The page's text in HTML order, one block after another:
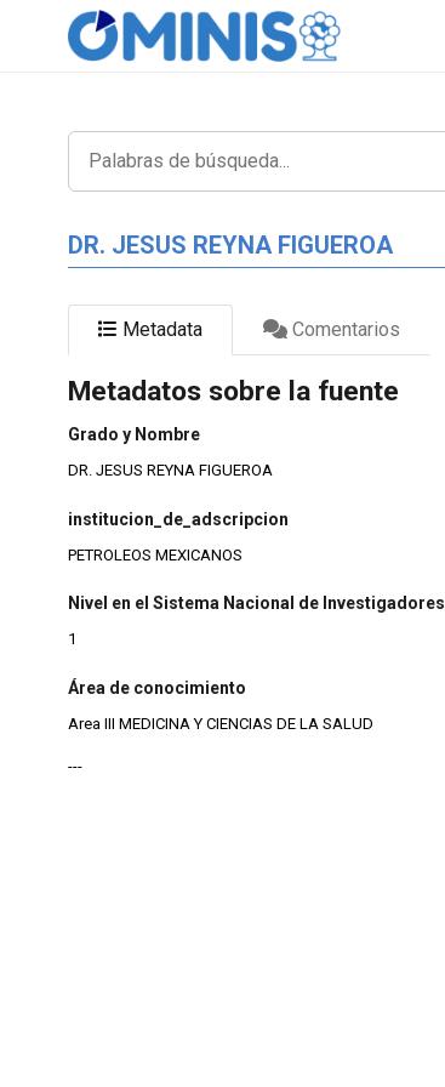
DR. JESUS REYNA FIGUEROA
Metadata Comentarios
Metadatos sobre la fuente
Grado y Nombre
DR. JESUS REYNA FIGUEROA
institucion_de_adscripcion
PETROLEOS MEXICANOS
Nivel en el Sistema Nacional de Investigadores
1
Área de conocimiento
Area III MEDICINA Y CIENCIAS DE LA SALUD
---